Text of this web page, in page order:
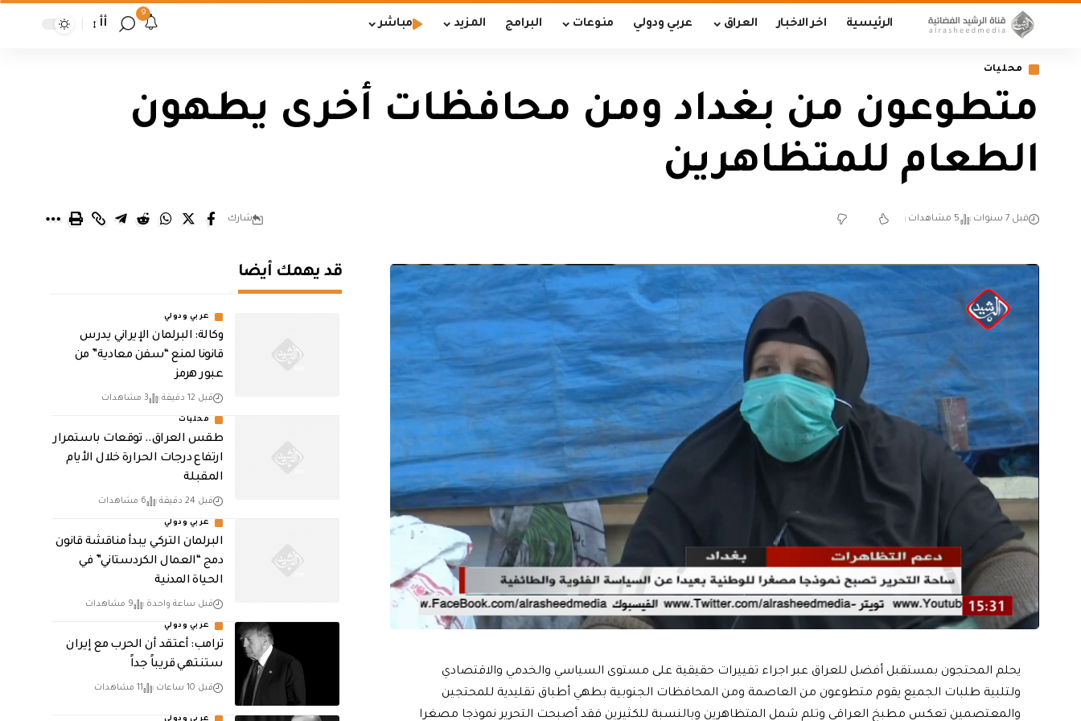
الرئيسية اخر الاخبار العراق عربي ودولي منوعات البرامج المزيد مباشر
9
أأ
محليات
متطوعون من بغداد ومن محافظات أخرى يطهون
الطعام للمتظاهرين
قبل 7 سنوات 5 مشاهدات شارك
يحلم المحتجون بمستقبل أفضل للعراق عبر اجراء تفييرات حقيقية على مستوى السياسي والخدمي والاقتصادي
ولتلبية طلبات الجميع يقوم متطوعون من العاصمة ومن المحافظات الجنوبية بطهي أطباق تقليدية للمحتجين
والمعتصمين تعكس مطبخ العراقي وتلم شمل المتظاهرين وبالنسبة للكثيرين فقد أصبحت التحرير نموذجا مصغرا
قد يهمك أيضا
عربي ودولي
وكالة: البرلمان الإيراني يدرس
قانونا لمنع “سفن معادية” من
عبور هرمز
قبل 12 دقيقة 3 مشاهدات
محليات
طقس العراق.. توقعات باستمرار
ارتفاع درجات الحرارة خلال الأيام
المقبلة
قبل 24 دقيقة 6 مشاهدات
عربي ودولي
البرلمان التركي يبدأ مناقشة قانون
دمج “العمال الكردستاني” في
الحياة المدنية
قبل ساعة واحدة 9 مشاهدات
عربي ودولي
‏ترامب: أعتقد أن الحرب مع إيران
ستنتهي قريباً جداً
قبل 10 ساعات 11 مشاهدات
عربي ودولي